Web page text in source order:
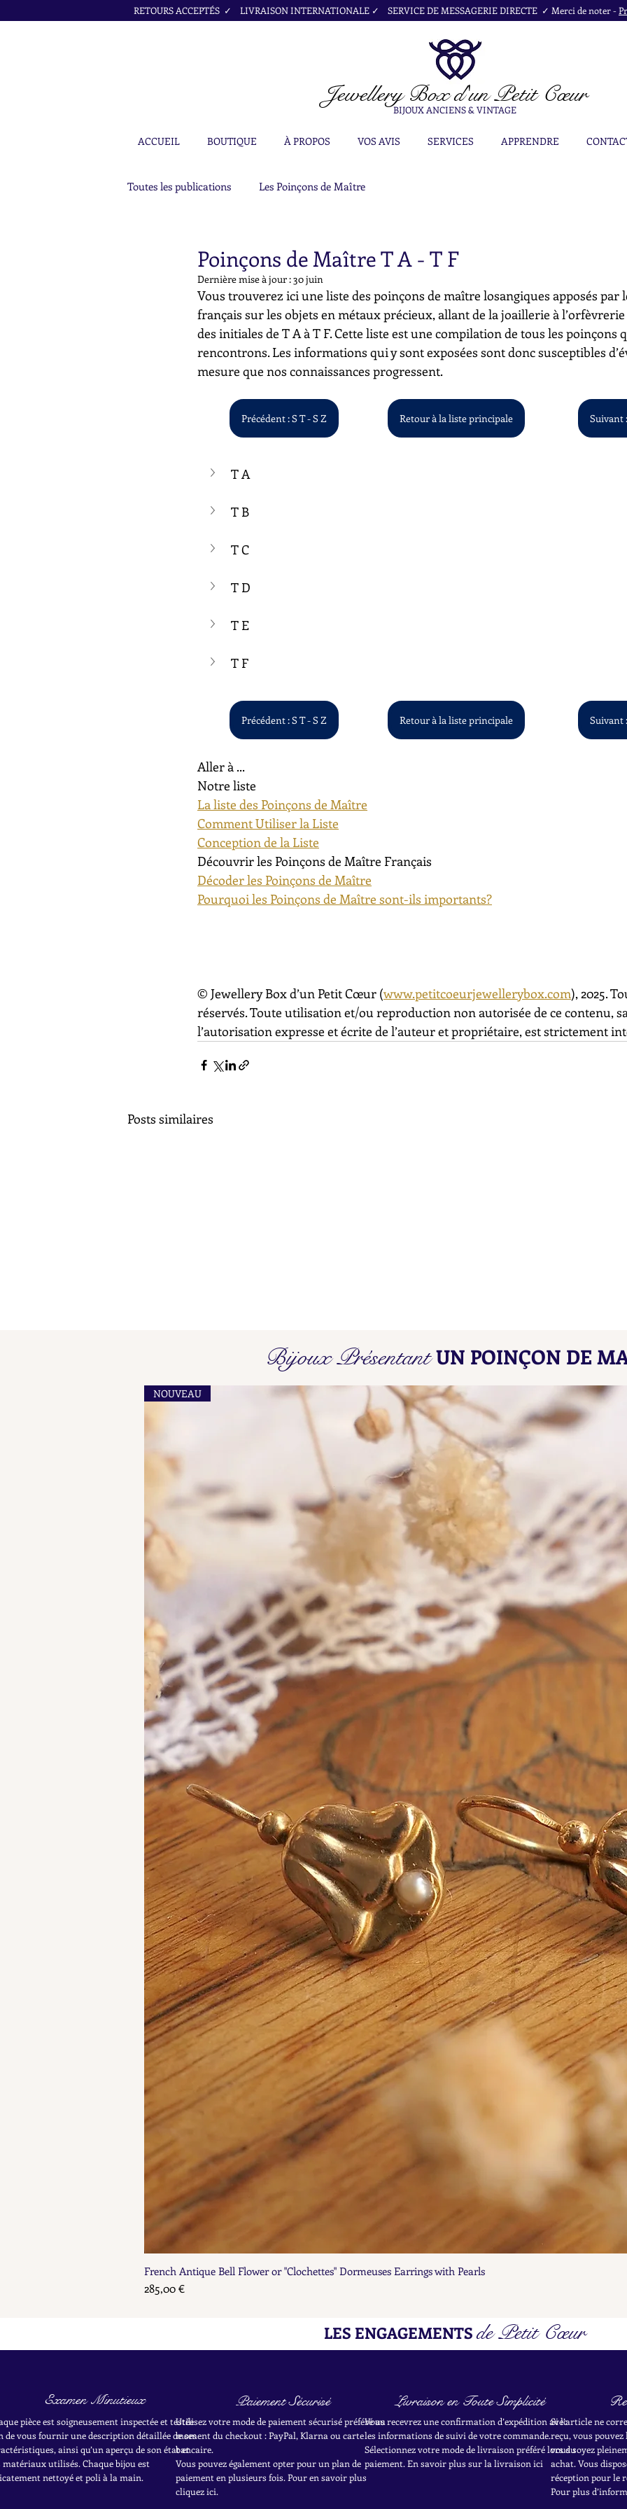
RETOURS ACCEPTÉS ✓ LIVRAISON INTERNATIONALE ✓ SERVICE DE MESSAGERIE DIRECTE ✓ Merci de noter -
Jewellery Boxd'un Petit Cœur
BIJOUX ANCIENS & VINTAGE
ACCUEIL BOUTIQUE À PROPOS VOS AVIS SERVICES APPRENDRE
Toutes les publications Les Poinçons de Maître
Poinçons de Maître T A - T F
Dernière mise à jour :30 juin
Vous trouverez ici une liste des poinçons de maître losangiques apposés par
français sur les objets en métaux précieux, allant de la joaillerie à
des initiales de T A à T F. Cette liste est une compilation de tous les poinçons
rencontrons. Les informations qui y sont exposées sont donc susceptibles
mesure que nos connaissances progressent.
Précédent : S T - S Z Retour à la liste principale Suivant
T A
T B
T C
T D
T E
T F
Précédent : S T - S Z Retour à la liste principale Suivant
Aller à ...
Notre liste
La liste des Poinçons de Maître
Comment Utiliser la Liste
Conception de la Liste
Découvrir les Poinçons de Maître Français
Décoder les Poinçons de Maître
Pourquoi les Poinçons de Maître sont-ils importants?
© Jewellery Box d’un Petit Cœur (www.petitcoeurjewellerybox.com), 2025.
réservés. Toute utilisation et/ou reproduction non autorisée de ce contenu,
l’autorisation expresse et écrite de l’auteur et propriétaire, est strictement
Posts similaires
Find here our collated list, from
A A - A B, of French "losange"
shaped maker's marks for objects
Find here our collated list, from
A A - A B, of French "losange"
shaped maker's marks for objects
in precious metals.
Find
A A -
Bijoux PrésentantUN POINÇON DE
Aperçu rapide
NOUVEAU
French Antique Bell Flower or "Clochettes" Dormeuses Earrings with Pearls
Prix
285,00 €
LES ENGAGEMENTSde Petit Cœur
Examen Minutieux
pièce est soigneusement inspectée et testée
de vous fournir une description détaillée de ses
ainsi qu’un aperçu de son état et
matériaux utilisés. Chaque bijou est
nettoyé et poli à la main.
Paiement Sécurisé
Utilisez votre mode de paiement sécurisé préféré au
moment du checkout : PayPal, Klarna ou carte
bancaire.
Vous pouvez également opter pour un plan de
paiement en plusieurs fois. Pour en savoir plus
cliquez ici.
Livraison en Toute Simplicité
Vous recevrez une confirmation d’expédition avec
les informations de suivi de votre commande.
Sélectionnez votre mode de livraison préféré lors du
paiement. En savoir plus sur la livraison ici
Si l’article ne
reçu, vous
vous soyez
achat. Vous
réception pour le
Pour plus